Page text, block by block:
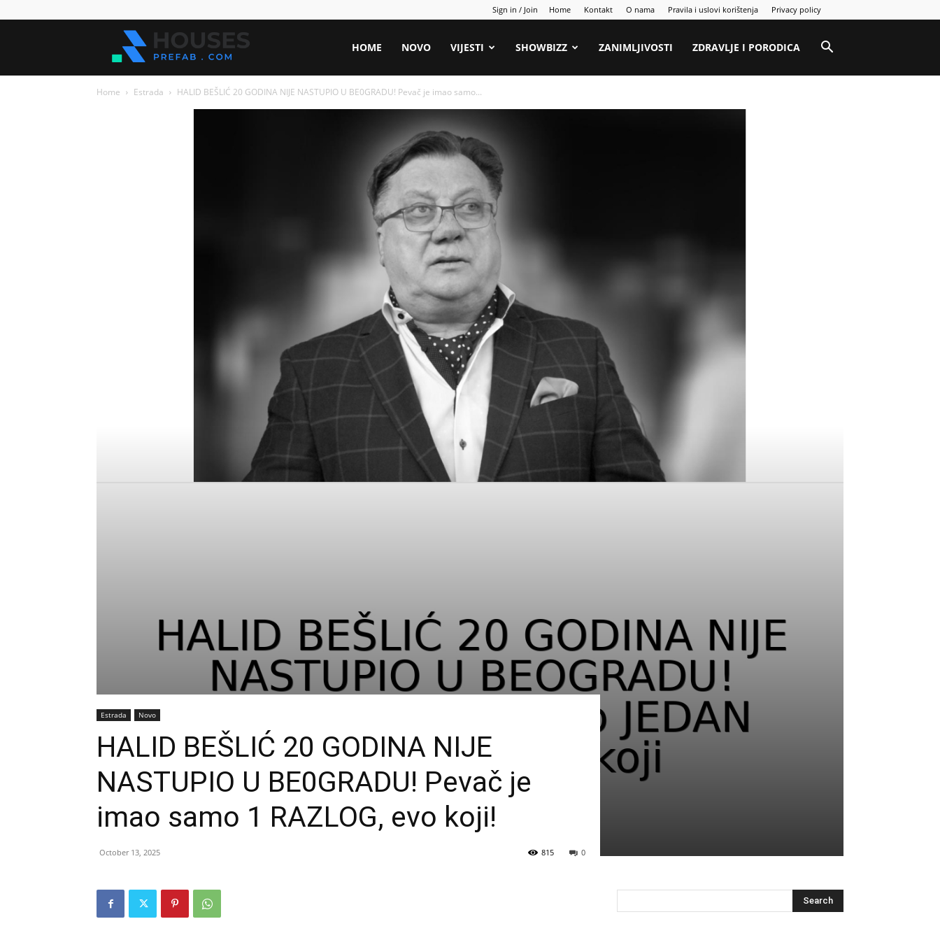
Sign in / Join Home Kontakt O nama Pravila i uslovi korištenja Privacy policy
HOME NOVO VIJESTI SHOWBIZZ ZANIMLJIVOSTI ZDRAVLJE I PORODICA
Home Estrada HALID BEŠLIĆ 20 GODINA NIJE NASTUPIO U BE0GRADU! Pevač je imao samo...
Estrada Novo
HALID BEŠLIĆ 20 GODINA NIJE
NASTUPIO U BE0GRADU! Pevač je
imao samo 1 RAZLOG, evo koji!
October 13, 2025 0
815